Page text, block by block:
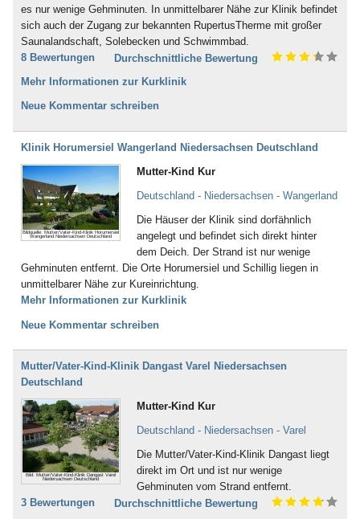
es nur wenige Gehminuten. In unmittelbarer Nähe zur Klinik befindet
sich auch der Zugang zur bekannten RupertusTherme mit großer
Saunalandschaft, Solebecken und Schwimmbad.
8 Bewertungen
Durchschnittliche Bewertung
Mehr Informationen zur Kurklinik
Neue Kommentar schreiben
Klinik Horumersiel Wangerland Niedersachsen Deutschland
Bildquelle: Mutter/Vater-Kind-Klinik Horumersiel
Wangerland Niedersachsen Deutschland
Mutter-Kind Kur
Deutschland - Niedersachsen - Wangerland
Die Häuser der Klinik sind dorfähnlich
angelegt und befindet sich direkt hinter
dem Deich. Der Strand ist nur wenige
Gehminuten entfernt. Die Orte Horumersiel und Schillig liegen in
unmittelbarer Nähe zur Kureinrichtung.
Mehr Informationen zur Kurklinik
Neue Kommentar schreiben
Mutter/Vater-Kind-Klinik Dangast Varel Niedersachsen
Deutschland
Bild: Mutter/Vater-Kind-Klinik Dangast Varel
Niedersachsen Deutschland
Mutter-Kind Kur
Deutschland - Niedersachsen - Varel
Die Mutter/Vater-Kind-Klinik Dangast liegt
direkt im Ort und ist nur wenige
Gehminuten vom Strand entfernt.
3 Bewertungen
Durchschnittliche Bewertung